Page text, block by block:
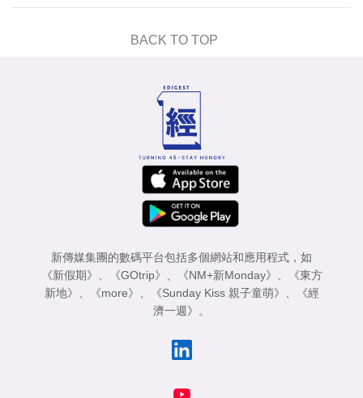
BACK TO TOP
新傳媒集團的數碼平台包括多個網站和應用程式，如
《新假期》 、 《GOtrip》 、 《NM+新Monday》 、
《東方
新地》 、 《more》 、 《Sunday Kiss 親子童萌》 、
《經
濟一週》 。